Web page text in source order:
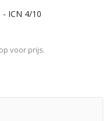
ICN 4/10
voor prijs.